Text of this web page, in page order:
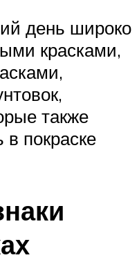
день широко
красками,
также
покраске